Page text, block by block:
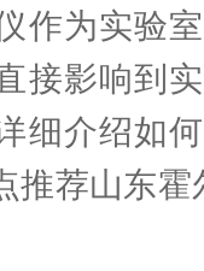
作为实验
接影响到
细介绍如
推荐山东